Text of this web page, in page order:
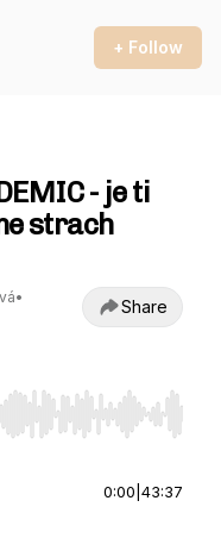
+ Follow
- je ti
strach
•
Share
Home/End to jump to
0:00 43:37